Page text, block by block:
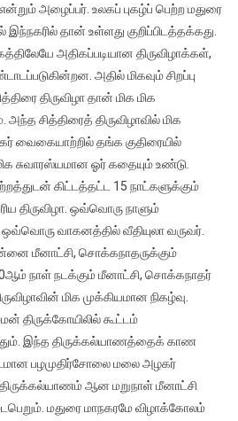
அழைப்பர். உலகப் புகழ்ப் பெற்ற மதுரை
தான் உள்ளது குறிப்பிடத்தக்கது.
அதிகப்படியான திருவிழாக்கள்,
அதில் மிகவும் சிறப்பு
திருவிழா தான் மிக மிக
அந்த சித்திரைத் திருவிழாவில் மிக
வைகையாற்றில் தங்க குதிரையில்
சுவாரஸ்யமான ஓர் கதையும் உண்டு.
கிட்டத்தட்ட 15 நாட்களுக்கும்
திருவிழா. ஒவ்வொரு நாளும்
வாகனத்தில் வீதியுலா வருவர்.
மீனாட்சி, சொக்கநாதருக்கும்
நாள் நடக்கும் மீனாட்சி, சொக்கநாதர்
மிக முக்கியமான நிகழ்வு.
திருக்கோயிலில் கூட்டம்
இந்த திருக்கல்யாணத்தைக் காண
பழமுதிர்சோலை மலை அழகர்
திருக்கல்யாணம் ஆன மறுநாள் மீனாட்சி
மதுரை மாநகரமே விழாக்கோலம்